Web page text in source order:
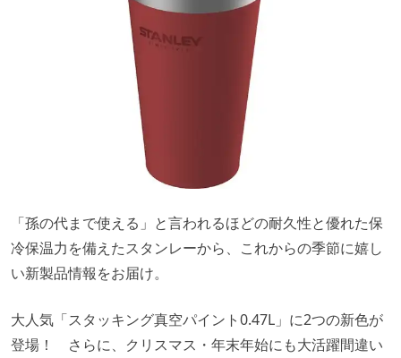
「孫の代まで使える」と言われるほどの耐久性と優れた保
冷保温力を備えたスタンレーから、これからの季節に嬉し
い新製品情報をお届け。
大人気「スタッキング真空パイント0.47L」に2つの新色が
登場！ さらに、クリスマス・年末年始にも大活躍間違い